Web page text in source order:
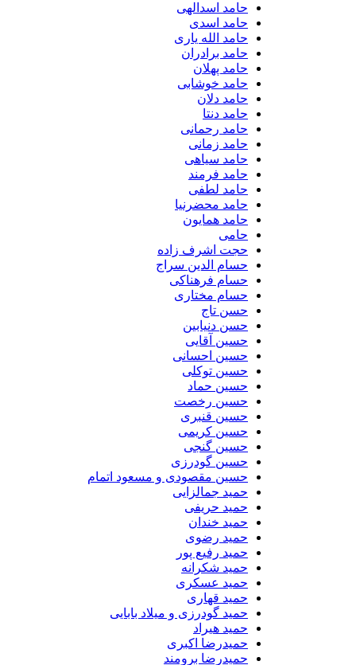
حامد اسدالهی
حامد اسدی
حامد الله یاری
حامد برادران
حامد پهلان
حامد خوشابی
حامد دلان
حامد دنتا
حامد رحمانی
حامد زمانی
حامد سیاهی
حامد فرمند
حامد لطفی
حامد محضرنیا
حامد همایون
حجت اشرف زاده
حسام الدین سراج
حسام فرهناکی
حسام مختاری
حسن تاج
حسن دنیابین
حسین آقایی
حسین احسانی
حسین توکلی
حسین حماد
حسین رخصت
حسین قنبری
حسین کریمی
حسین گنجی
حسین گودرزی
حسین مقصودی و مسعود اتمام
حمید جمالزایی
حمید حریفی
حمید خندان
حمید رضوی
حمید رفیع پور
حمید شکرانه
حمید عسکری
حمید قهاری
حمید گودرزی و میلاد بابایی
حمید هیراد
حمیدرضا اکبری
حمیدرضا برومند